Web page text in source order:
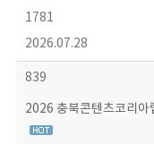
1781
2026.07.28
839
2026 충북콘텐츠코리아